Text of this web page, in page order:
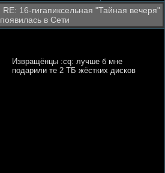
RE: 16-гигапиксельная "Тайная вечеря"
появилась в Сети
Извращёнцы :cq: лучше б мне
подарили те 2 ТБ жёстких дисков